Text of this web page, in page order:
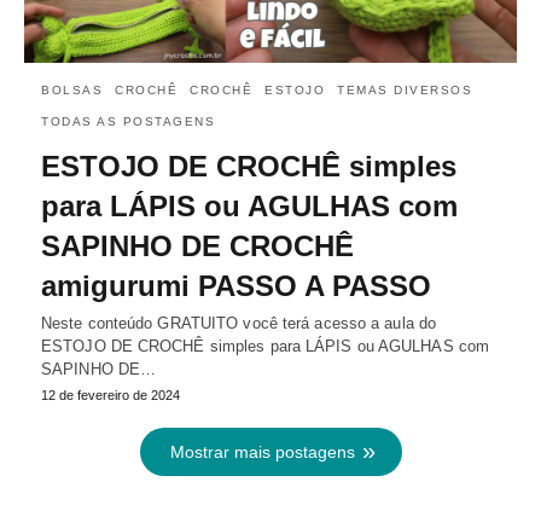
BOLSAS CROCHÊ CROCHÊ ESTOJO TEMAS DIVERSOS
TODAS AS POSTAGENS
ESTOJO DE CROCHÊ simples
para LÁPIS ou AGULHAS com
SAPINHO DE CROCHÊ
amigurumi PASSO A PASSO
Neste conteúdo GRATUITO você terá acesso a aula do
ESTOJO DE CROCHÊ simples para LÁPIS ou AGULHAS com
SAPINHO DE…
12 de fevereiro de 2024
Mostrar mais postagens